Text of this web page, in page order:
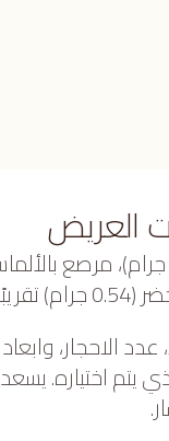
العريض
ذهب روز عيار 18 (5.485
عدد الاحجار،
اختياره.